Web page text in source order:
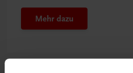
Mehr dazu